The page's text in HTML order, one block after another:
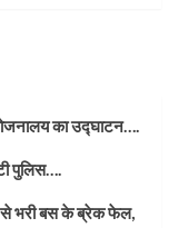
का उद्घाटन….
पुलिस….
से भरी बस के ब्रेक फेल,